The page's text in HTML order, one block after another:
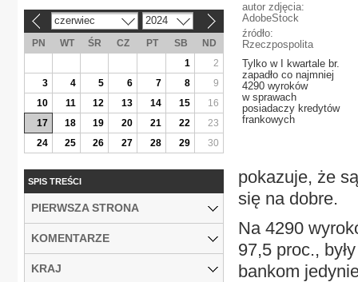
autor zdjęcia:
AdobeStock
źródło:
Rzeczpospolita
Tylko w I kwartale br.
zapadło co najmniej
4290 wyroków
w sprawach
posiadaczy kredytów
frankowych
pokazuje, że
się na dobre.
Na 4290
97,5 proc.,
bankom
czerwiec 2024
PN WT ŚR CZ PT SB
ND
1
2
3
4 5 6 7 8
9
10
11 12 13 14 15
16
17
18 19 20 21 22
23
24
25 26 27 28 29 30
SPIS TREŚCI
PIERWSZA STRONA
KOMENTARZE
KRAJ